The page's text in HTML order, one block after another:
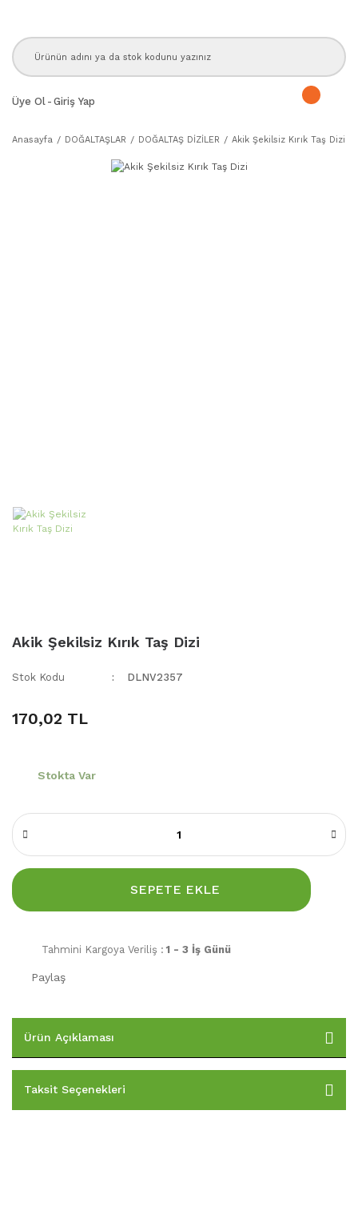
Üye Ol - Giriş Yap
Anasayfa DOĞALTAŞLAR DOĞALTAŞ DİZİLER Akik Şekilsiz Kırık Taş Dizi
Akik Şekilsiz Kırık Taş Dizi
Stok Kodu DLNV2357
170,02 TL
Stokta Var
SEPETE EKLE
Tahmini Kargoya Veriliş : 1 - 3 İş Günü
Paylaş
Ürün Açıklaması
Taksit Seçenekleri